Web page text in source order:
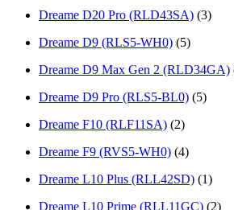
Dreame D20 Pro (RLD43SA) (3)
Dreame D9 (RLS5-WH0) (5)
Dreame D9 Max Gen 2 (RLD34GA)
Dreame D9 Pro (RLS5-BL0) (5)
Dreame F10 (RLF11SA) (2)
Dreame F9 (RVS5-WH0) (4)
Dreame L10 Plus (RLL42SD) (1)
Dreame L10 Prime (RLL11GC) (2)